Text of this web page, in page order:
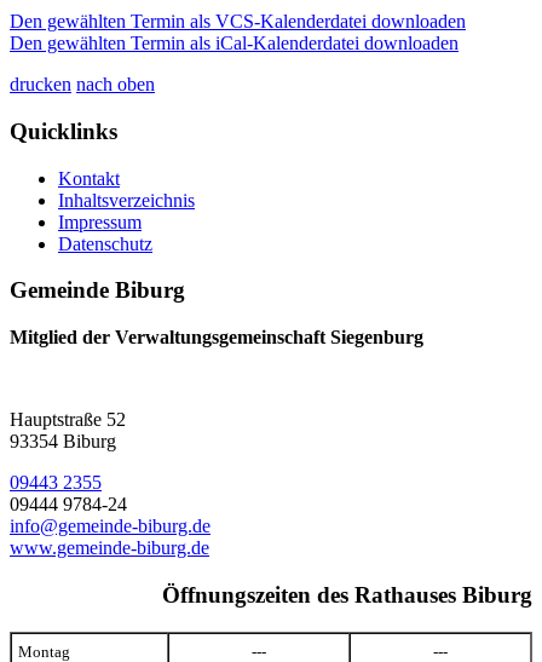
Den gewählten Termin als VCS-Kalenderdatei downloaden
Den gewählten Termin als iCal-Kalenderdatei downloaden
drucken nach oben
Quicklinks
Kontakt
Inhaltsverzeichnis
Impressum
Datenschutz
Gemeinde Biburg
Mitglied der Verwaltungsgemeinschaft Siegenburg
Hauptstraße 52
93354 Biburg
09443 2355
09444 9784-24
info@gemeinde-biburg.de
www.gemeinde-biburg.de
Öffnungszeiten des Rathauses Biburg
Montag --- ---